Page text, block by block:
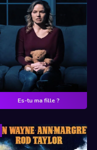
Es-tu ma fille ?